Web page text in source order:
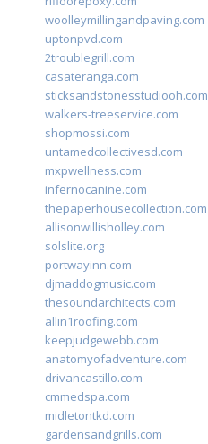
woolleymillingandpaving.com
uptonpvd.com
2troublegrill.com
casateranga.com
sticksandstonesstudiooh.com
walkers-treeservice.com
shopmossi.com
untamedcollectivesd.com
mxpwellness.com
infernocanine.com
thepaperhousecollection.com
allisonwillisholley.com
solslite.org
portwayinn.com
djmaddogmusic.com
thesoundarchitects.com
allin1roofing.com
keepjudgewebb.com
anatomyofadventure.com
drivancastillo.com
cmmedspa.com
midletontkd.com
gardensandgrills.com